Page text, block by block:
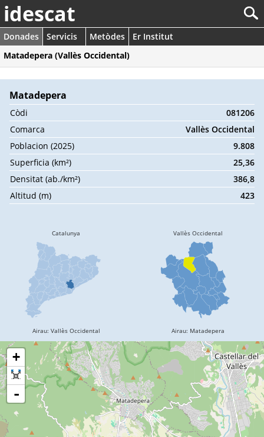
idescat
Donades Servicis Metòdes
Er Institut
Matadepera (Vallès Occidental)
Matadepera
Còdi
081206
Comarca
Vallès Occidental
Poblacion (2025)
9.808
Superficia (km²)
25,36
Densitat (ab./km²)
386,8
Altitud (m)
423
+
-